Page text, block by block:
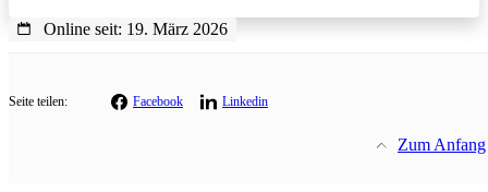
Online seit: 19. März 2026
Seite teilen: Facebook Linkedin
Zum Anfang